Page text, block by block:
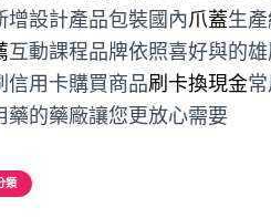
增設計產品包裝國內爪蓋生
互動課程品牌依照喜好與的
信用卡購買商品刷卡換現金
藥的藥廠讓您更放心需要
類